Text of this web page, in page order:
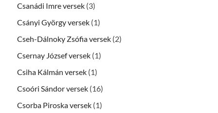
Csanádi Imre versek (3)
Csányi György versek (1)
Cseh-Dálnoky Zsófia versek (2)
Csernay József versek (1)
Csiha Kálmán versek (1)
Csoóri Sándor versek (16)
Csorba Piroska versek (1)